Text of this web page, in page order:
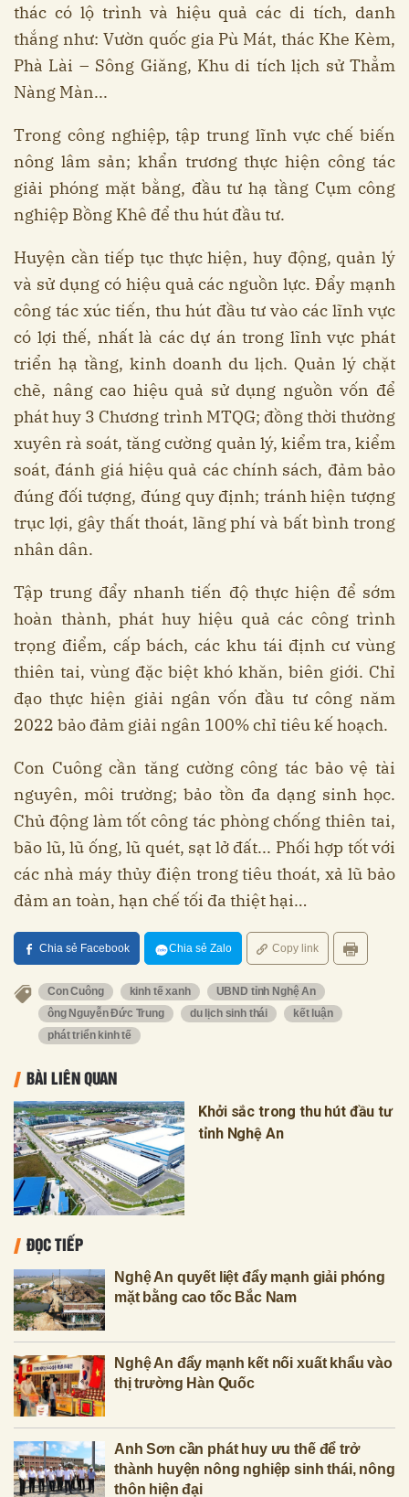
thác có lộ trình và hiệu quả các di tích, danh
thắng như: Vườn quốc gia Pù Mát, thác Khe Kèm,
Phà Lài – Sông Giăng, Khu di tích lịch sử Thẳm
Nàng Màn...
Trong công nghiệp, tập trung lĩnh vực chế biến
nông lâm sản; khẩn trương thực hiện công tác
giải phóng mặt bằng, đầu tư hạ tầng Cụm công
nghiệp Bồng Khê để thu hút đầu tư.
Huyện cần tiếp tục thực hiện, huy động, quản lý
và sử dụng có hiệu quả các nguồn lực. Đẩy mạnh
công tác xúc tiến, thu hút đầu tư vào các lĩnh vực
có lợi thế, nhất là các dự án trong lĩnh vực phát
triển hạ tầng, kinh doanh du lịch. Quản lý chặt
chẽ, nâng cao hiệu quả sử dụng nguồn vốn để
phát huy 3 Chương trình MTQG; đồng thời thường
xuyên rà soát, tăng cường quản lý, kiểm tra, kiểm
soát, đánh giá hiệu quả các chính sách, đảm bảo
đúng đối tượng, đúng quy định; tránh hiện tượng
trục lợi, gây thất thoát, lãng phí và bất bình trong
nhân dân.
Tập trung đẩy nhanh tiến độ thực hiện để sớm
hoàn thành, phát huy hiệu quả các công trình
trọng điểm, cấp bách, các khu tái định cư vùng
thiên tai, vùng đặc biệt khó khăn, biên giới. Chỉ
đạo thực hiện giải ngân vốn đầu tư công năm
2022 bảo đảm giải ngân 100% chỉ tiêu kế hoạch.
Con Cuông cần tăng cường công tác bảo vệ tài
nguyên, môi trường; bảo tồn đa dạng sinh học.
Chủ động làm tốt công tác phòng chống thiên tai,
bão lũ, lũ ống, lũ quét, sạt lở đất... Phối hợp tốt với
các nhà máy thủy điện trong tiêu thoát, xả lũ bảo
đảm an toàn, hạn chế tối đa thiệt hại…
Chia sẻ Facebook Chia sẻ Zalo Copy link
Con Cuông kinh tế xanh
UBND tỉnh Nghệ An
ông Nguyễn Đức Trung
du lịch sinh thái
kết luận
phát triển kinh tế
BÀI LIÊN QUAN
Khởi sắc trong thu hút đầu tư
tỉnh Nghệ An
ĐỌC TIẾP
Nghệ An quyết liệt đẩy mạnh giải phóng
mặt bằng cao tốc Bắc Nam
Nghệ An đẩy mạnh kết nối xuất khẩu vào
thị trường Hàn Quốc
Anh Sơn cần phát huy ưu thế để trở
thành huyện nông nghiệp sinh thái, nông
thôn hiện đại